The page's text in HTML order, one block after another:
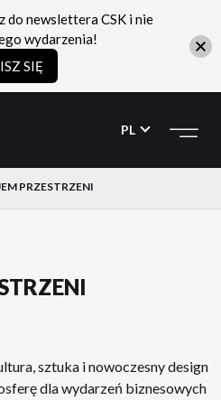
PL
PRZESTRZENI
sztuka i nowoczesny design
dla wydarzeń biznesowych
do newslettera CSK i nie
wydarzenia!
SIĘ